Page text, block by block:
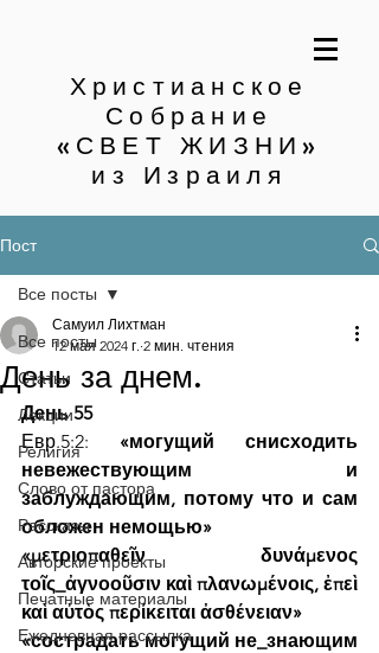
Христианское
Собрание
«СВЕТ ЖИЗНИ»
из Израиля
Пост
Все посты
Статьи
Лекции
Религия
Слово от пастора
Рассказы
Авторские проекты
Печатные материалы
Ежедневная рассылка
Все посты
День за днем.
Самуил Лихтман
12 мая 2024 г. 2 мин. чтения
День 55
Евр.5:2: «могущий снисходить
невежествующим и
заблуждающим, потому что и сам
обложен немощью»
«μετριοπαθεῖν δυνάμενος
τοῖς_ἀγνοοῦσιν καὶ πλανωμένοις, ἐπεὶ
καὶ αὐτὸς περίκειται ἀσθένειαν»
«сострадать могущий не_знающим